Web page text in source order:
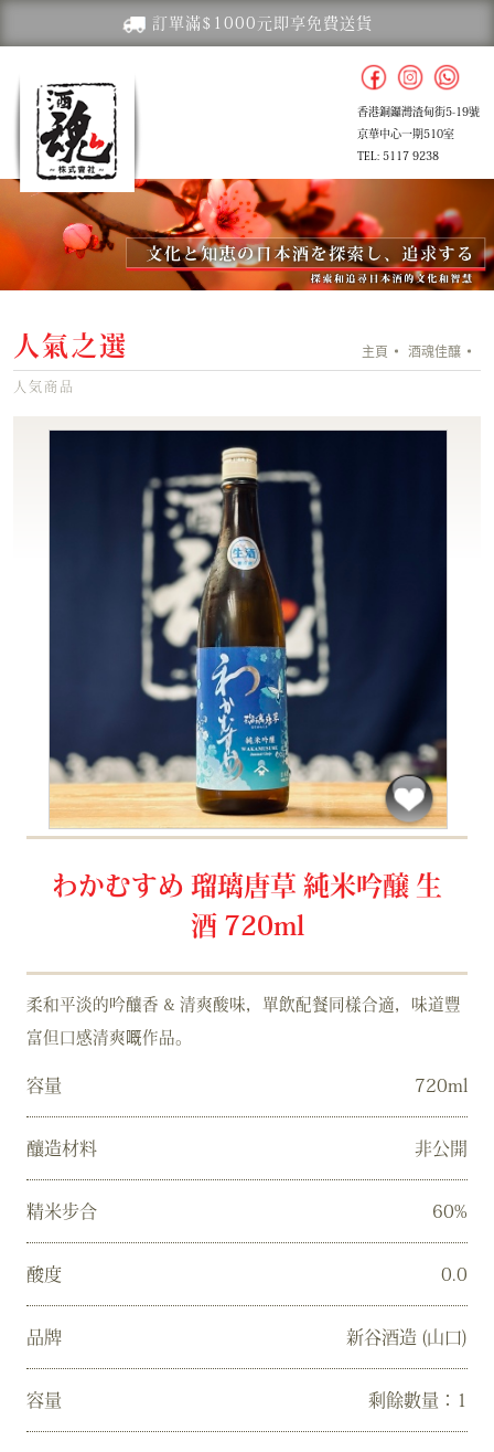
訂單滿$1000元即享免費送貨
香港銅鑼灣渣甸街5-19號
京華中心一期510室
TEL: 5117 9238
人氣之選 主頁 酒魂佳釀
人気商品
わかむすめ 瑠璃唐草 純米吟醸 生
酒 720ml
柔和平淡的吟釀香 & 清爽酸味，單飲配餐同樣合適，味道豐
富但口感清爽嘅作品。
容量 720ml
釀造材料 非公開
精米步合 60%
酸度 0.0
品牌 新谷酒造 (山口)
容量 剩餘數量：1